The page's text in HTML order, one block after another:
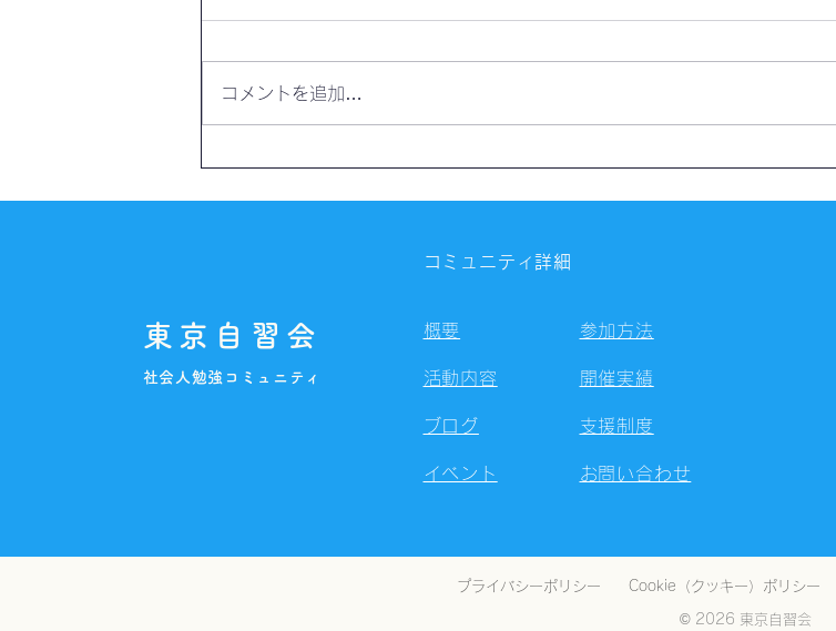
コメントを追加…
東京自習会
社会人勉強コミュニティ
コミュニティ詳細
概要
活動内容
ブログ
イベント
参加方法
開催実績
支援制度
お問い合わせ
プライバシーポリシー Cookie（クッキー）ポリシー
© 2026 東京自習会